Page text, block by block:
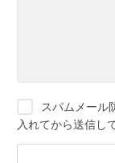
スパムメール
入れてから送信し